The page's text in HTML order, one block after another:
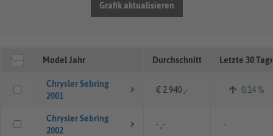
Grafik aktualisieren
Model Jahr Durchschnitt Letzte 30
Chrysler Sebring
2001
€ 2.940 ,- 0.14 %
Chrysler Sebring
2002
- ,- -